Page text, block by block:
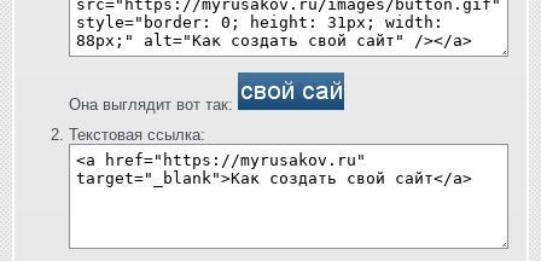
Она выглядит вот так:
Текстовая ссылка: